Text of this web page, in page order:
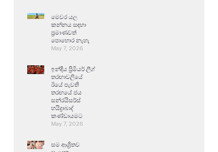
මෙවර යල
කන්නය සඳහා
ප්‍රමාණවත්
පොහොර නැහැ
May 7, 2026
ඉන්දීය ප්‍රිමියර් ලීග්
තරඟාවලියේ
ඊයේ පැවති
තරඟයේ ජය
සන්රයිසර්ස්
හයිද්‍රාබාද්
කණ්ඩායමට
May 7, 2026
සම ආශ්‍රිතව